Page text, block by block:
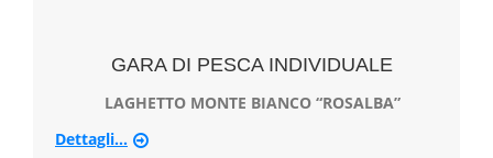
GARA DI PESCA INDIVIDUALE
LAGHETTO MONTE BIANCO “ROSALBA”
Dettagli...